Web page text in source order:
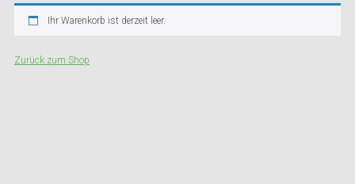
Ihr Warenkorb ist derzeit leer.
Zurück zum Shop